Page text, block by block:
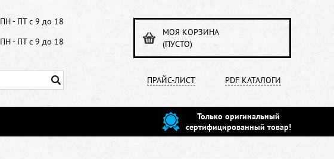
ПН - ПТ с 9 до 18
ПН - ПТ с 9 до 18
МОЯ КОРЗИНА
(ПУСТО)
ПРАЙС-ЛИСТ PDF КАТАЛОГИ
Только оригинальный
сертифицированный товар!